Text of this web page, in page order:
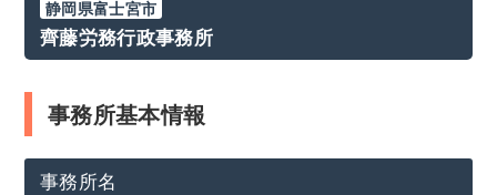
静岡県富士宮市
齊藤労務行政事務所
事務所基本情報
事務所名